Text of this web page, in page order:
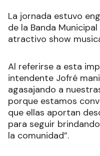
La jornada estuvo
de la Banda
atractivo show
Al referirse a esta
intendente Jofré
agasajando a
porque estamos
que ellas aportan
para seguir
la comunidad”.